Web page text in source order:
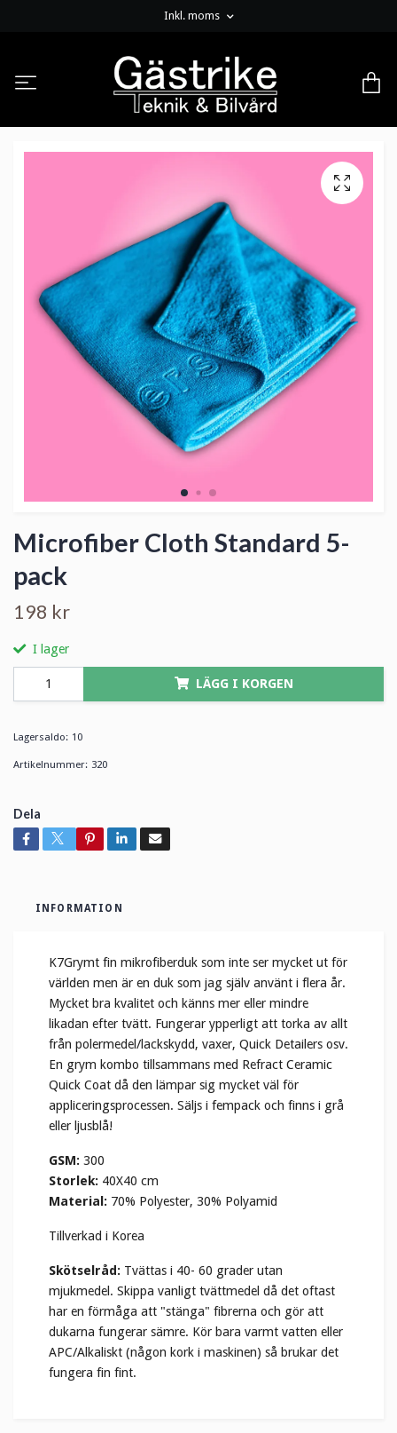
Inkl. moms
Microfiber Cloth Standard 5-
pack
198 kr
I lager
LÄGG I KORGEN
Lagersaldo: 10
Artikelnummer: 320
Dela
INFORMATION
K7Grymt fin mikrofiberduk som inte ser mycket ut för
världen men är en duk som jag själv använt i flera år.
Mycket bra kvalitet och känns mer eller mindre
likadan efter tvätt. Fungerar ypperligt att torka av allt
från polermedel/lackskydd, vaxer, Quick Detailers osv.
En grym kombo tillsammans med Refract Ceramic
Quick Coat då den lämpar sig mycket väl för
appliceringsprocessen. Säljs i fempack och finns i grå
eller ljusblå!
GSM: 300
Storlek: 40X40 cm
Material: 70% Polyester, 30% Polyamid
Tillverkad i Korea
Skötselråd: Tvättas i 40- 60 grader utan
mjukmedel. Skippa vanligt tvättmedel då det oftast
har en förmåga att "stänga" fibrerna och gör att
dukarna fungerar sämre. Kör bara varmt vatten eller
APC/Alkaliskt (någon kork i maskinen) så brukar det
fungera fin fint.